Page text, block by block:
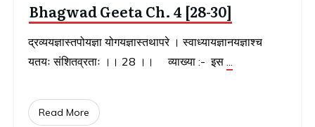
Bhagwad Geeta Ch. 4 [28-30]
द्रव्ययज्ञास्तपोयज्ञा योगयज्ञास्तथापरे । स्वाध्यायज्ञानयज्ञाश्च
यतयः संशितव्रताः ।। 28 ।। व्याख्या :- इस ...
Read More